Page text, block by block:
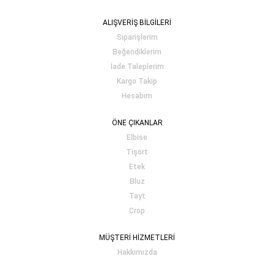
ALIŞVERİŞ BİLGİLERİ
Siparişlerim
Beğendiklerim
İade Taleplerim
Kargo Takip
Hesabım
ÖNE ÇIKANLAR
Elbise
Tişört
Etek
Bluz
Tayt
Crop
MÜŞTERİ HİZMETLERİ
Hakkımızda